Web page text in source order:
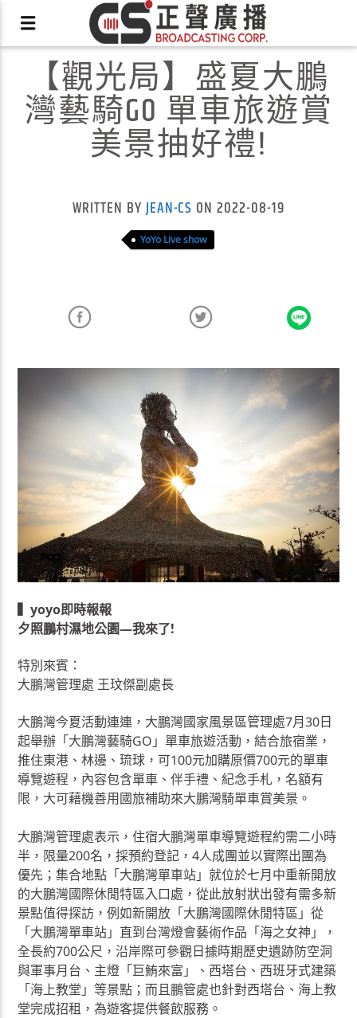
【觀光局】盛夏大鵬
灣藝騎GO 單車旅遊賞
美景抽好禮!
WRITTEN BY JEAN-CS ON 2022-08-19
YoYo Live show
▍yoyo即時報報
夕照鵬村濕地公園—我來了!
特別來賓：
大鵬灣管理處 王玟傑副處長
大鵬灣今夏活動連連，大鵬灣國家風景區管理處7月30日
起舉辦「大鵬灣藝騎GO」單車旅遊活動，結合旅宿業，
推住東港、林邊、琉球，可100元加購原價700元的單車
導覽遊程，內容包含單車、伴手禮、紀念手札，名額有
限，大可藉機善用國旅補助來大鵬灣騎單車賞美景。
大鵬灣管理處表示，住宿大鵬灣單車導覽遊程約需二小時
半，限量200名，採預約登記，4人成團並以實際出團為
優先；集合地點「大鵬灣單車站」就位於七月中重新開放
的大鵬灣國際休閒特區入口處，從此放射狀出發有需多新
景點值得探訪，例如新開放「大鵬灣國際休閒特區」從
「大鵬灣單車站」直到台灣燈會藝術作品「海之女神」，
全長約700公尺，沿岸際可參觀日據時期歷史遺跡防空洞
與軍事月台、主燈「巨鮪來富」、西塔台、西班牙式建築
「海上教堂」等景點；而且鵬管處也針對西塔台、海上教
堂完成招租，為遊客提供餐飲服務。